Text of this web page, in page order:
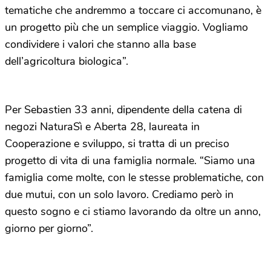
tematiche che andremmo a toccare ci accomunano, è
un progetto più che un semplice viaggio. Vogliamo
condividere i valori che stanno alla base
dell’agricoltura biologica”.
Per Sebastien 33 anni, dipendente della catena di
negozi NaturaSì e Aberta 28, laureata in
Cooperazione e sviluppo, si tratta di un preciso
progetto di vita di una famiglia normale. “Siamo una
famiglia come molte, con le stesse problematiche, con
due mutui, con un solo lavoro. Crediamo però in
questo sogno e ci stiamo lavorando da oltre un anno,
giorno per giorno”.